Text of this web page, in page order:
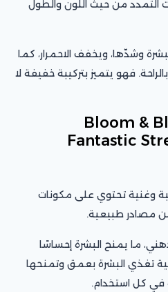
التمدد من حيث اللون والطول
وشدّها، ويخفف الاحمرار، كما
فهو يتميز بتركيبة خفيفة لا
6- Bloom &
Fantastic
وغنية تحتوي على مكونات
ما يمنح البشرة إحساسًا
تغذي البشرة بعمق وتمنحها
في كل استخدام.